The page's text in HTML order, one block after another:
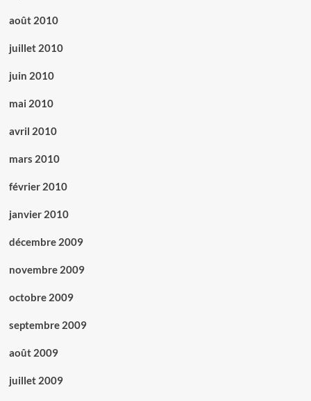
août 2010
juillet 2010
juin 2010
mai 2010
avril 2010
mars 2010
février 2010
janvier 2010
décembre 2009
novembre 2009
octobre 2009
septembre 2009
août 2009
juillet 2009